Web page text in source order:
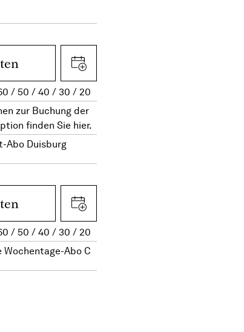
50 40 30
20
zur Buchung der
finden Sie hier.
Abo Duisburg
50 40 30
20
Wochentage-Abo C